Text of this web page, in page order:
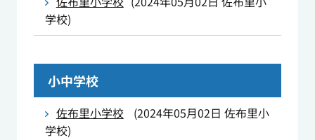
学校)
小中学校
佐布里小学校 (2024年05月02日 佐布里小
学校)